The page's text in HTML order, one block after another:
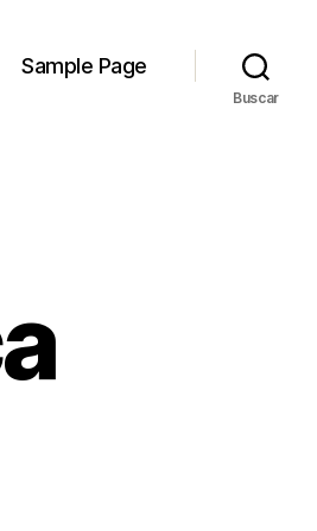
Sample Page
Buscar